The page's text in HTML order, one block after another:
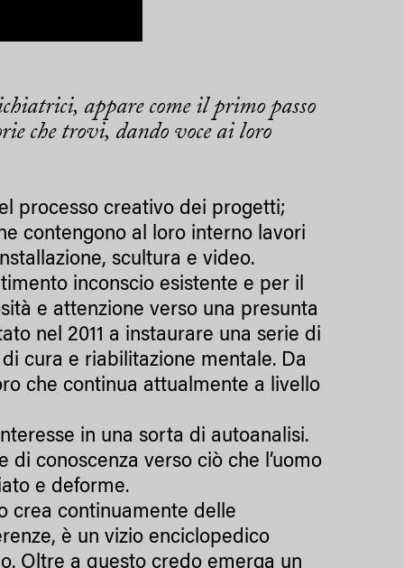
appare come il primo passo
che trovi, dando voce ai loro
processo creativo dei progetti;
contengono al loro interno lavori
scultura e video.
inconscio esistente e per il
e attenzione verso una presunta
nel 2011 a instaurare una serie di
cura e riabilitazione mentale. Da
che continua attualmente a livello
in una sorta di autoanalisi.
di conoscenza verso ciò che l’uomo
e deforme.
crea continuamente delle
è un vizio enciclopedico
Oltre a questo credo emerga un